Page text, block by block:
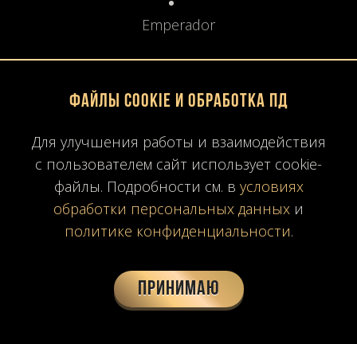
Emperador
Nero Marquina
Выбор зависит от климата и архитектурной
экстерьера
Файлы Cookie и обработка ПД
Для улучшения работы и взаимодействия
с пользователем сайт использует cookie-
файлы. Подробности см. в условиях
обработки персональных данных и
политике конфиденциальности.
Принимаю